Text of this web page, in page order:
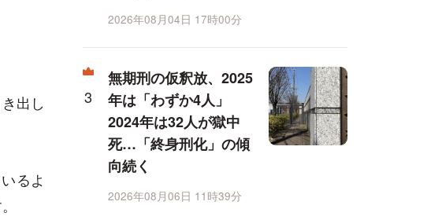
出し
るよ
2026年08月04日 17時00分
無期刑の仮釈放、2025
年は「わずか4人」
2024年は32人が獄中
死…「終身刑化」の傾
向続く
2026年08月06日 11時39分